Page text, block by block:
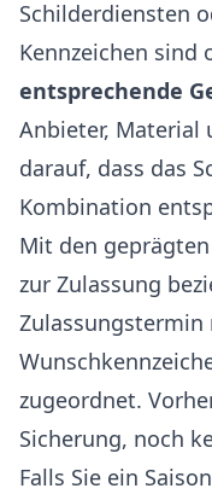
Schilderdiensten
Kennzeichen sind
entsprechende
Anbieter, Material
darauf, dass das
Kombination
Mit den
zur Zulassung
zugeordnet.
Sicherung, noch
Falls Sie ein